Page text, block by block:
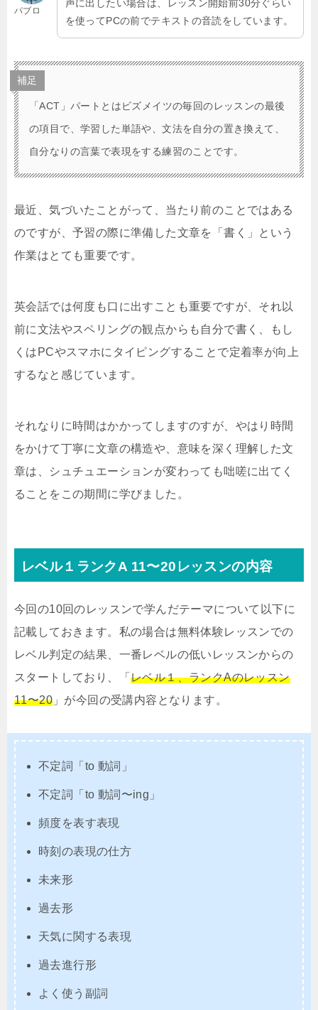
パブロ
声に出したい場合は、レッスン開始前30分ぐらい
を使ってPCの前でテキストの音読をしています。
補足
「ACT」パートとはビズメイツの毎回のレッスンの最後
の項目で、学習した単語や、文法を自分の置き換えて、
自分なりの言葉で表現をする練習のことです。
最近、気づいたことがって、当たり前のことではある
のですが、予習の際に準備した文章を「書く」という
作業はとても重要です。
英会話では何度も口に出すことも重要ですが、それ以
前に文法やスペリングの観点からも自分で書く、もし
くはPCやスマホにタイピングすることで定着率が向上
するなと感じています。
それなりに時間はかかってしますのすが、やはり時間
をかけて丁寧に文章の構造や、意味を深く理解した文
章は、シュチュエーションが変わっても咄嗟に出てく
ることをこの期間に学びました。
レベル１ランクA 11〜20レッスンの内容
今回の10回のレッスンで学んだテーマについて以下に
記載しておきます。私の場合は無料体験レッスンでの
レベル判定の結果、一番レベルの低いレッスンからの
スタートしており、「 レベル１、ランクAのレッスン
11〜20 」が今回の受講内容となります。
不定詞「to 動詞」
不定詞「to 動詞〜ing」
頻度を表す表現
時刻の表現の仕方
未来形
過去形
天気に関する表現
過去進行形
よく使う副詞